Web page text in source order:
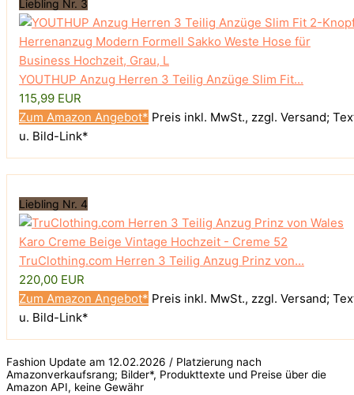
Liebling Nr. 3
YOUTHUP Anzug Herren 3 Teilig Anzüge Slim Fit...
115,99 EUR
Zum Amazon Angebot* Preis inkl. MwSt., zzgl. Versand;
u. Bild-Link*
Liebling Nr. 4
TruClothing.com Herren 3 Teilig Anzug Prinz von...
220,00 EUR
Zum Amazon Angebot* Preis inkl. MwSt., zzgl. Versand;
u. Bild-Link*
Fashion Update am 12.02.2026 / Platzierung nach
Amazonverkaufsrang; Bilder*, Produkttexte und Preise über die
Amazon API, keine Gewähr